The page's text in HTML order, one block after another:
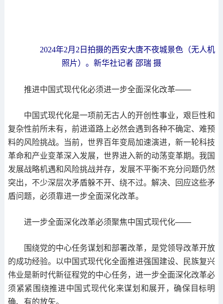
2024年2月2日拍摄的西安大唐不夜城景色（无人机
照片）。新华社记者 邵瑞 摄
推进中国式现代化必须进一步全面深化改革——
中国式现代化是一项前无古人的开创性事业，艰巨性和
复杂性前所未有，前进道路上必然会遇到各种不确定、难预
料的风险挑战。当前，世界百年变局加速演进，新一轮科技
革命和产业变革深入发展，世界进入新的动荡变革期。我国
发展战略机遇和风险挑战并存，发展不平衡不充分问题仍然
突出，不少深层次矛盾躲不开、绕不过。解决、回应这些矛
盾问题，必须靠进一步全面深化改革。
进一步全面深化改革必须聚焦中国式现代化——
围绕党的中心任务谋划和部署改革，是党领导改革开放
的成功经验。以中国式现代化全面推进强国建设、民族复兴
伟业是新时代新征程党的中心任务，进一步全面深化改革必
须紧紧围绕推进中国式现代化来谋划和展开，确保目标明
确、有的放矢。